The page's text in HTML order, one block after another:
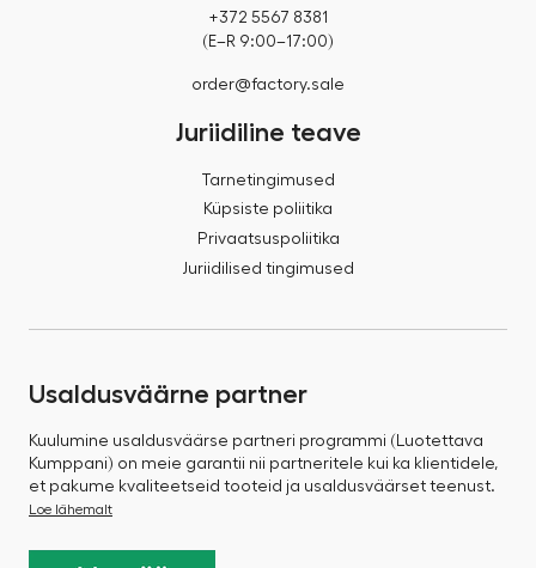
+372 5567 8381
(E–R 9:00–17:00)
order@factory.sale
Juriidiline teave
Tarnetingimused
Küpsiste poliitika
Privaatsuspoliitika
Juriidilised tingimused
Usaldusväärne partner
Kuulumine usaldusväärse partneri programmi (Luotettava
Kumppani) on meie garantii nii partneritele kui ka klientidele,
et pakume kvaliteetseid tooteid ja usaldusväärset teenust.
Loe lähemalt